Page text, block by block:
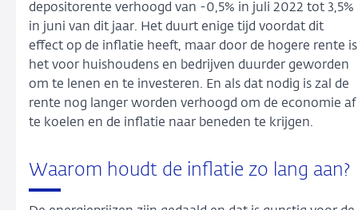
pop-
upvenster
depositorente verhoogd van -0,5% in juli 2022 tot 3,5%
in juni van dit jaar. Het duurt enige tijd voordat dit
effect op de inflatie heeft, maar door de hogere rente is
het voor huishoudens en bedrijven duurder geworden
om te lenen en te investeren. En als dat nodig is zal de
rente nog langer worden verhoogd om de economie af
te koelen en de inflatie naar beneden te krijgen.
Waarom houdt de inflatie zo lang aan?